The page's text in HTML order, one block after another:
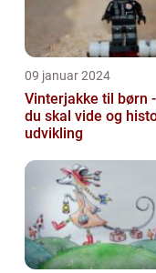
09 januar 2024
Vinterjakke til børn
du skal vide og
udvikling